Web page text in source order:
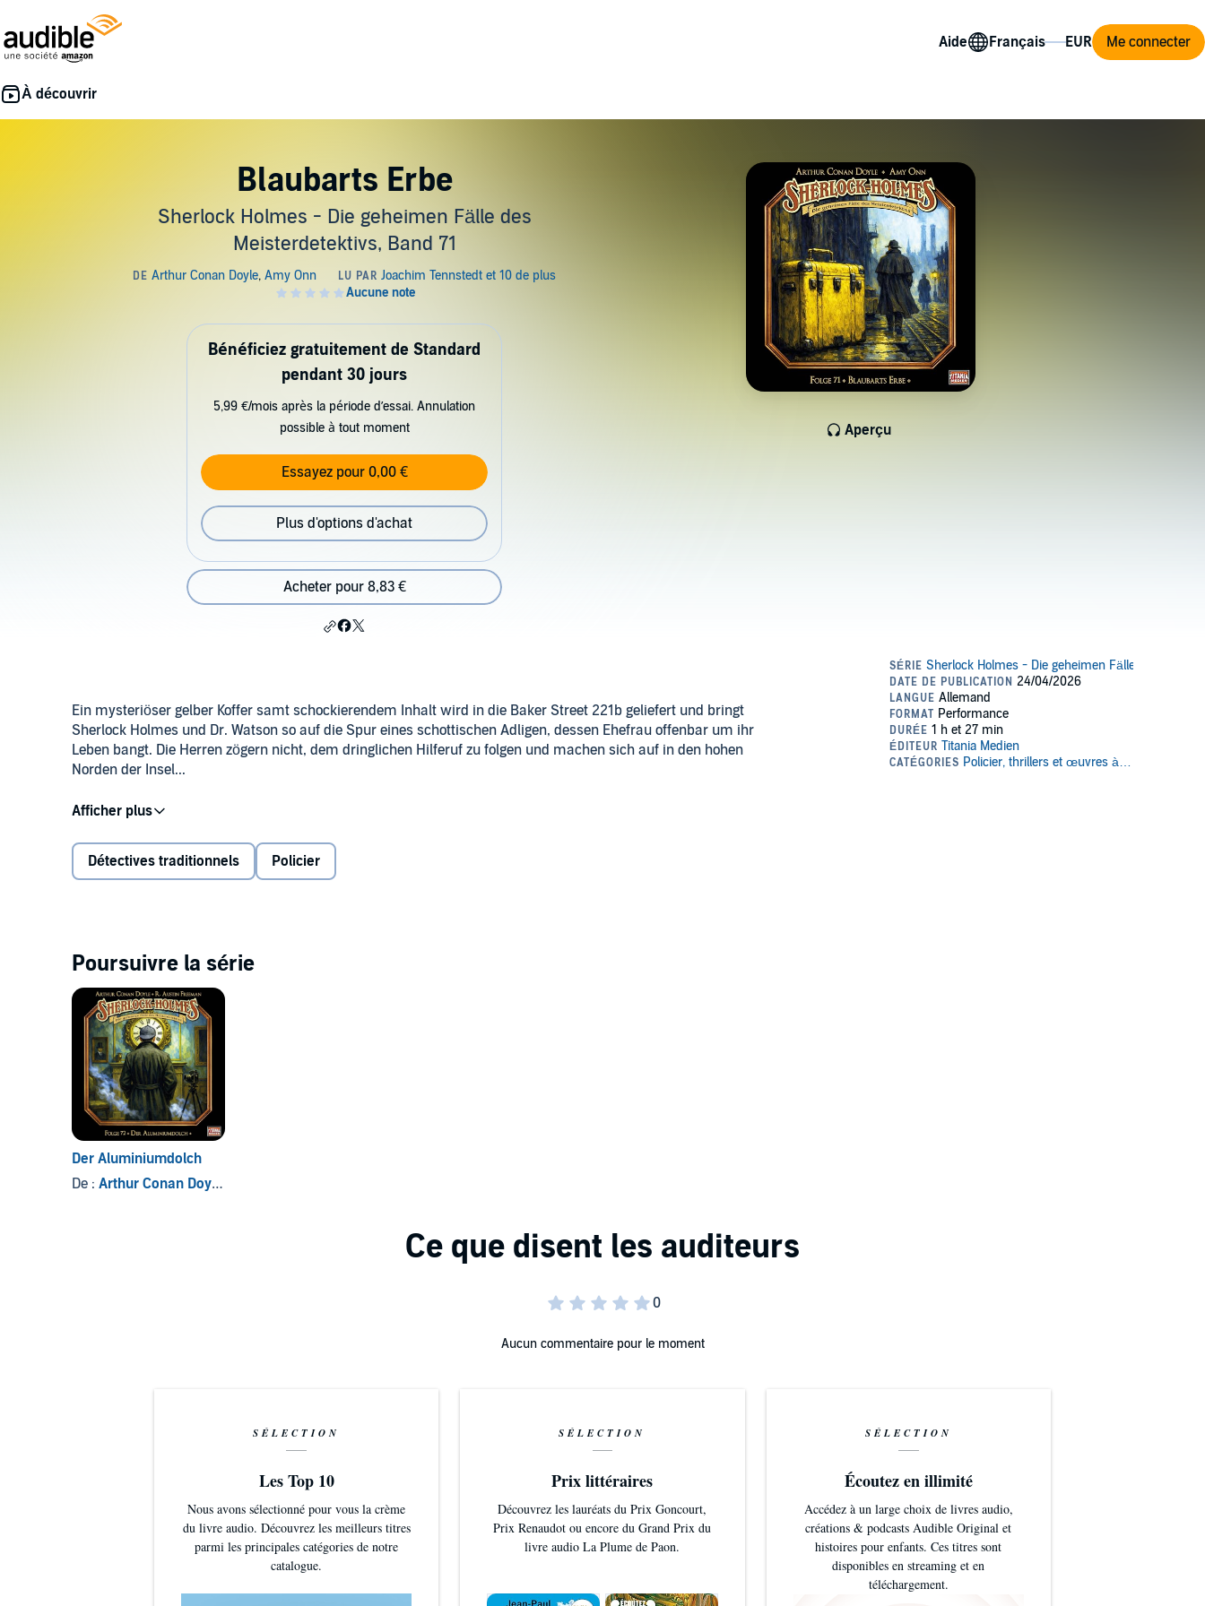
Aide Me connecter
Blaubarts Erbe
Sherlock Holmes - Die geheimen Fälle des
Meisterdetektivs, Band 71
Aperçu
Bénéficiez gratuitement de Standard
pendant 30 jours
5,99 €/mois après la période d’essai. Annulation
possible à tout moment
Essayez pour 0,00 €
Plus d'options d'achat
Acheter pour 8,83 €
Ein mysteriöser gelber Koffer samt schockierendem Inhalt wird in die Baker Street 221b geliefert und bringt
Sherlock Holmes und Dr. Watson so auf die Spur eines schottischen Adligen, dessen Ehefrau offenbar um ihr
Leben bangt. Die Herren zögern nicht, dem dringlichen Hilferuf zu folgen und machen sich auf in den hohen
Norden der Insel...
Détectives traditionnels
Policier
Poursuivre la série
Der Aluminiumdolch
De : Arthur Conan Doyle
Aucun commentaire pour le moment
SÉLECTION
Les Top 10
Nous avons sélectionné pour vous la crème
du livre audio. Découvrez les meilleurs titres
parmi les principales catégories de notre
catalogue.
SÉLECTION
Prix littéraires
Découvrez les lauréats du Prix Goncourt,
Prix Renaudot ou encore du Grand Prix du
livre audio La Plume de Paon.
SÉLECTION
Écoutez en illimité
Accédez à un large choix de livres audio,
créations & podcasts Audible Original et
histoires pour enfants. Ces titres sont
disponibles en streaming et en
téléchargement.